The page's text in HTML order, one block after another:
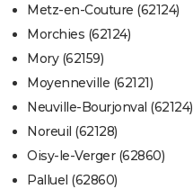
Metz-en-Couture (62124)
Morchies (62124)
Mory (62159)
Moyenneville (62121)
Neuville-Bourjonval (62124)
Noreuil (62128)
Oisy-le-Verger (62860)
Palluel (62860)